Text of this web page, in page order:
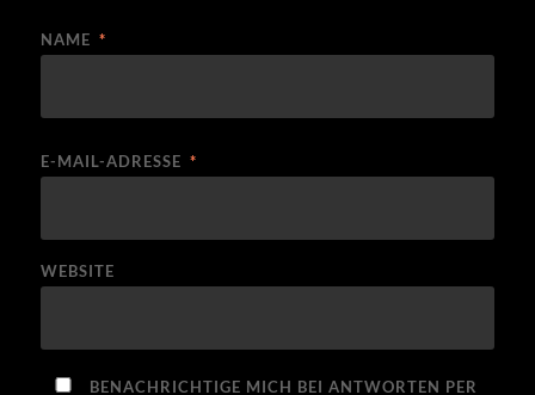
NAME *
E-MAIL-ADRESSE *
WEBSITE
BENACHRICHTIGE MICH BEI ANTWORTEN PER